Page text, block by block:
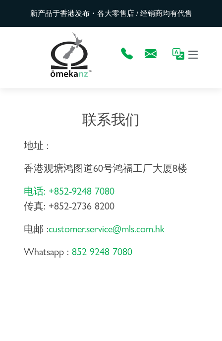
新产品于香港发布・各大零售店 / 经销商均有代售
联系我们
地址 :
香港观塘鸿图道60号鸿福工厂大厦8楼
电话: +852-9248 7080
传真: +852-2736 8200
电邮 :customer.service@mls.com.hk
Whatsapp : 852 9248 7080